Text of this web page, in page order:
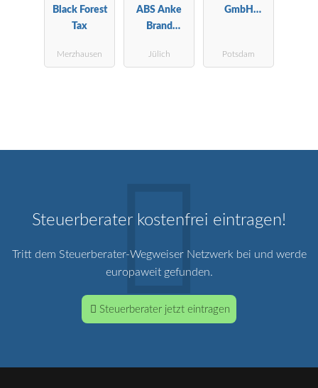
Black Forest
Tax
Merzhausen
ABS Anke
Brand
ng
Jülich
GmbH
chaft
Potsdam
Steuerberater kostenfrei eintragen!
Tritt dem Steuerberater-Wegweiser Netzwerk bei und werde
europaweit gefunden.
Steuerberater jetzt eintragen